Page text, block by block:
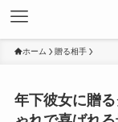
ホーム 贈る相手
年下彼女に贈